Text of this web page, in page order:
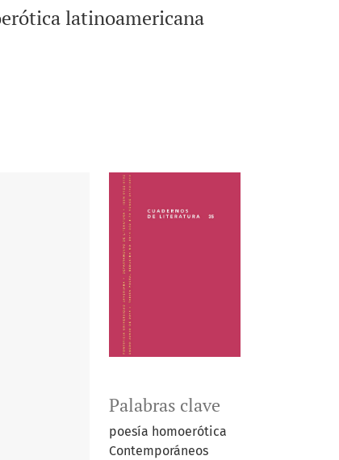
latinoamericana
Palabras clave
poesía homoerótica
Contemporáneos